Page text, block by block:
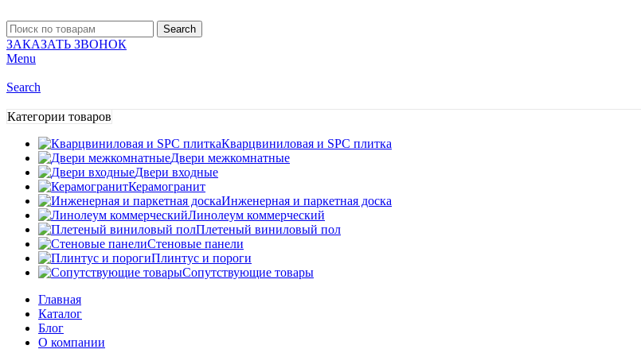
Search
ЗАКАЗАТЬ ЗВОНОК
Menu
Search
Категории товаров
Кварцвиниловая и SPC плитка
Двери межкомнатные
Двери входные
Керамогранит
Инженерная и паркетная доска
Линолеум коммерческий
Плетеный виниловый пол
Стеновые панели
Плинтус и пороги
Сопутствующие товары
Главная
Каталог
Блог
О компании